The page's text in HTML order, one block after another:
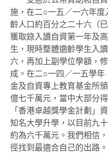
施，在二○一五／一六年
齡人口約百分之二十六（
獲取錄入讀自資第一年及
生，現時整體適齡學生入
六，再加上副學位學額，
成。在二○一四／一五學
金及自資專上教育基金所
億七千萬元，當中大部分
「香港卓越獎學金計劃」
知名大學升學，以目前九
約為六千萬元。我們相信
徑找到最適合自己的出路。